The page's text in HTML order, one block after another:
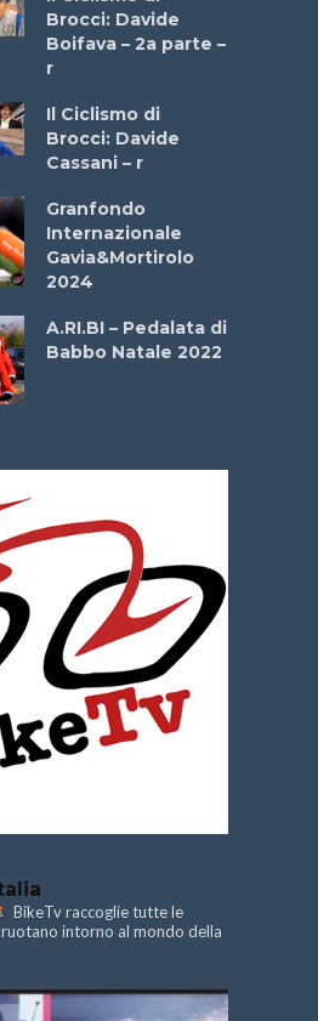
Brocci: Davide
Boifava – 2a parte –
r
Il Ciclismo di
Brocci: Davide
Cassani – r
Granfondo
Internazionale
Gavia&Mortirolo
2024
A.RI.BI – Pedalata di
Babbo Natale 2022
BikeTv raccoglie tutte le
ruotano intorno al mondo della